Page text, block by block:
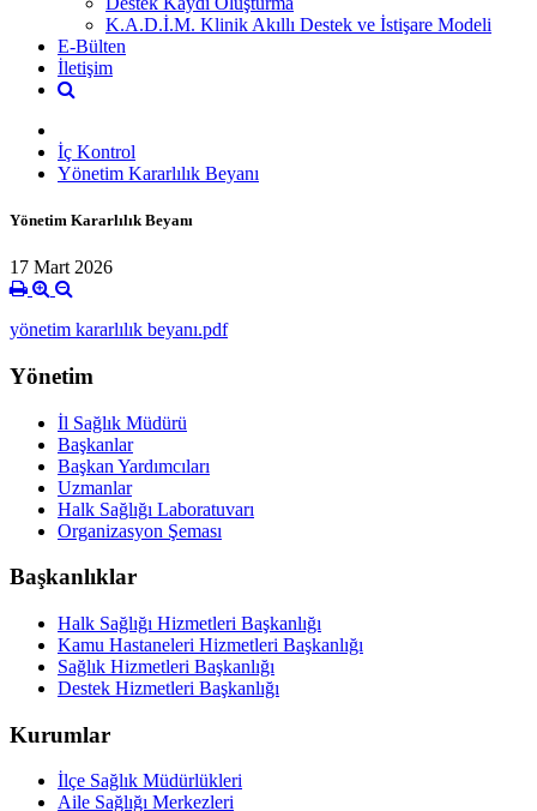
K.A.D.İ.M. Klinik Akıllı Destek ve İstişare Modeli
E-Bülten
İletişim
İç Kontrol
Yönetim Kararlılık Beyanı
Yönetim Kararlılık Beyanı
17 Mart 2026
yönetim kararlılık beyanı.pdf
Yönetim
İl Sağlık Müdürü
Başkanlar
Başkan Yardımcıları
Uzmanlar
Halk Sağlığı Laboratuvarı
Organizasyon Şeması
Başkanlıklar
Halk Sağlığı Hizmetleri Başkanlığı
Kamu Hastaneleri Hizmetleri Başkanlığı
Sağlık Hizmetleri Başkanlığı
Destek Hizmetleri Başkanlığı
Kurumlar
İlçe Sağlık Müdürlükleri
Aile Sağlığı Merkezleri